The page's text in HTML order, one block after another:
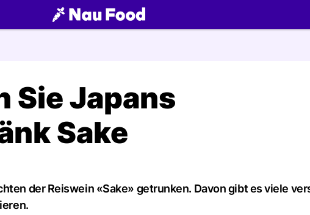
food.NAU.ch
Sie Japans
Sake
der Reiswein «Sake» getrunken. Davon gibt es viele